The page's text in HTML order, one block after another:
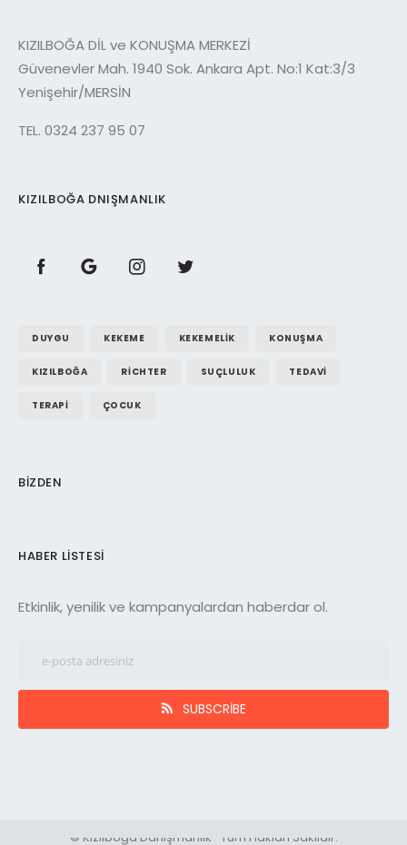
KIZILBOĞA DİL ve KONUŞMA MERKEZİ
Güvenevler Mah. 1940 Sok. Ankara Apt. No:1 Kat:3/3
Yenişehir/MERSİN
TEL. 0324 237 95 07
KIZILBOĞA DNIŞMANLIK
DUYGU KEKEME KEKEMELIK KONUŞMA
KIZILBOĞA RICHTER SUÇLULUK TEDAVI
TERAPI ÇOCUK
BIZDEN
HABER LISTESI
Etkinlik, yenilik ve kampanyalardan haberdar ol.
SUBSCRIBE
© Kızılboğa Danışmanlık- Tüm Hakları Saklıdır.